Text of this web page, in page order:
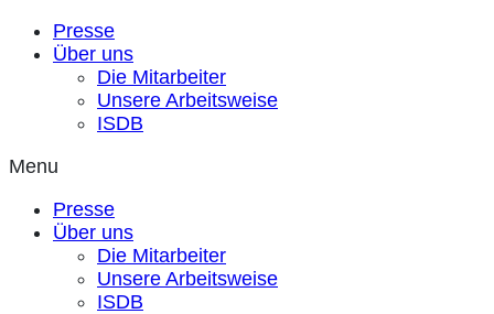
Presse
Über uns
Die Mitarbeiter
Unsere Arbeitsweise
ISDB
Menu
Presse
Über uns
Die Mitarbeiter
Unsere Arbeitsweise
ISDB